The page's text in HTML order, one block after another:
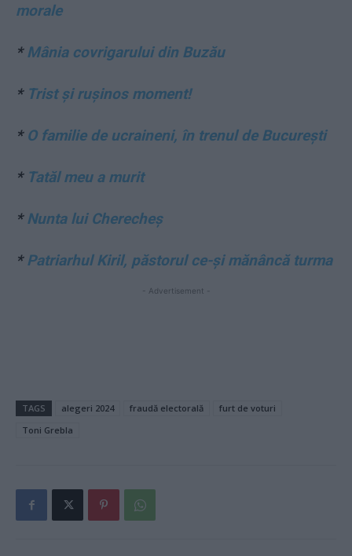
morale
*Mânia covrigarului din Buzău
* Trist și rușinos moment!
* O familie de ucraineni, în trenul de București
* Tatăl meu a murit
*Nunta lui Cherecheș
*Patriarhul Kiril, păstorul ce-și mănâncă turma
- Advertisement -
TAGS alegeri 2024 fraudă electorală
furt de voturi
Toni Grebla